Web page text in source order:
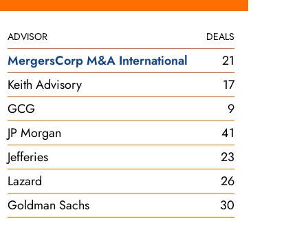
ADVISOR DEALS
MergersCorp M&A International
21
Keith Advisory
17
GCG
9
JP Morgan
41
Jefferies
23
Lazard
26
Goldman Sachs
30